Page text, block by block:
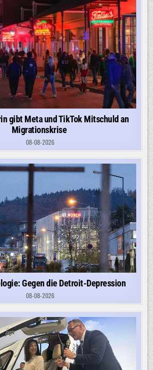
gibt Meta und TikTok Mitschuld an
Migrationskrise
08-08-2026
Gegen die Detroit-Depression
08-08-2026